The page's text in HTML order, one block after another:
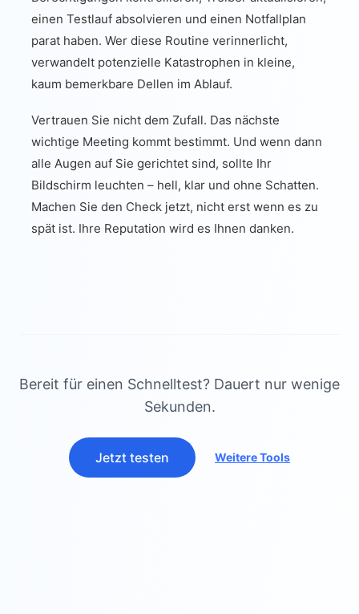
einen Testlauf absolvieren und einen Notfallplan
parat haben. Wer diese Routine verinnerlicht,
verwandelt potenzielle Katastrophen in kleine,
kaum bemerkbare Dellen im Ablauf.
Vertrauen Sie nicht dem Zufall. Das nächste
wichtige Meeting kommt bestimmt. Und wenn dann
alle Augen auf Sie gerichtet sind, sollte Ihr
Bildschirm leuchten – hell, klar und ohne Schatten.
Machen Sie den Check jetzt, nicht erst wenn es zu
spät ist. Ihre Reputation wird es Ihnen danken.
Bereit für einen Schnelltest? Dauert nur wenige
Sekunden.
Jetzt testen Weitere Tools